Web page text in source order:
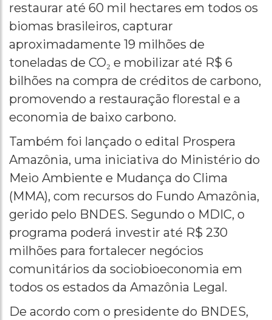
restaurar até 60 mil hectares em todos os
biomas brasileiros, capturar
aproximadamente 19 milhões de
toneladas de CO₂ e mobilizar até R$ 6
bilhões na compra de créditos de carbono,
promovendo a restauração florestal e a
economia de baixo carbono.
Também foi lançado o edital Prospera
Amazônia, uma iniciativa do Ministério do
Meio Ambiente e Mudança do Clima
(MMA), com recursos do Fundo Amazônia,
gerido pelo BNDES. Segundo o MDIC, o
programa poderá investir até R$ 230
milhões para fortalecer negócios
comunitários da sociobioeconomia em
todos os estados da Amazônia Legal.
De acordo com o presidente do BNDES,